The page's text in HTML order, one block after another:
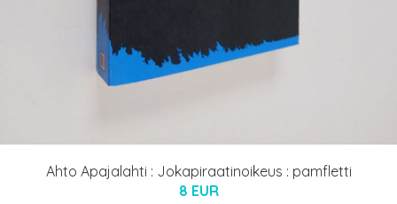
Ahto Apajalahti : Jokapiraatinoikeus : pamfletti
8 EUR